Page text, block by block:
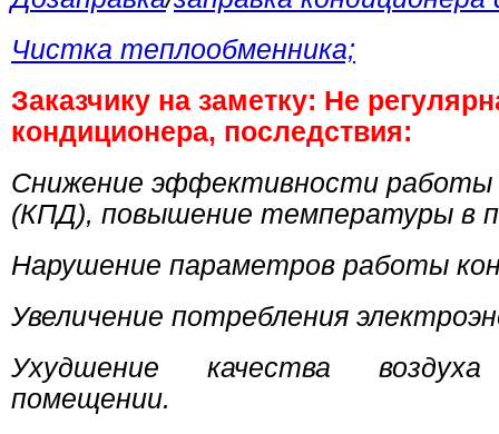
Чистка теплообменника;
Заказчику на заметку: Не
кондиционера, последствия:
Снижение эффективности работы
(КПД), повышение температуры в
Нарушение параметров работы
Увеличение потребления
Ухудшение качества
помещении.